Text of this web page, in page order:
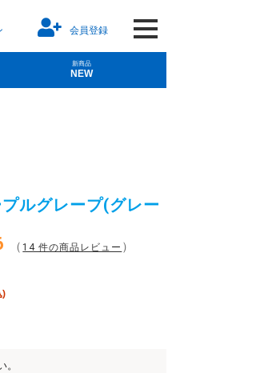
VAPE
会員登録
新商品
NEW
ルグレープ(グレー
（ 14 件の商品レビュー ）
)
。